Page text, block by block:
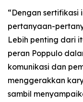
“Dengan sertifikasi
pertanyaan-
Lebih penting dari
peran Poppulo
komunikasi dan
menggerakkan
sambil